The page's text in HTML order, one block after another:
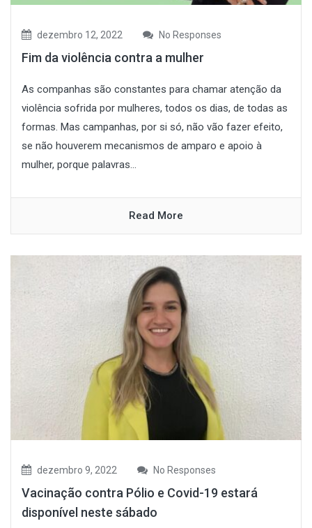
dezembro 12, 2022 No Responses
Fim da violência contra a mulher
As companhas são constantes para chamar atenção da
violência sofrida por mulheres, todos os dias, de todas as
formas. Mas campanhas, por si só, não vão fazer efeito,
se não houverem mecanismos de amparo e apoio à
mulher, porque palavras...
Read More
dezembro 9, 2022 No Responses
Vacinação contra Pólio e Covid-19 estará
disponível neste sábado